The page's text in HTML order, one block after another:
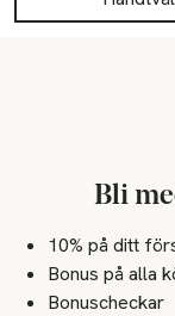
Bli
10% på ditt
Bonus på alla
Bonuscheckar